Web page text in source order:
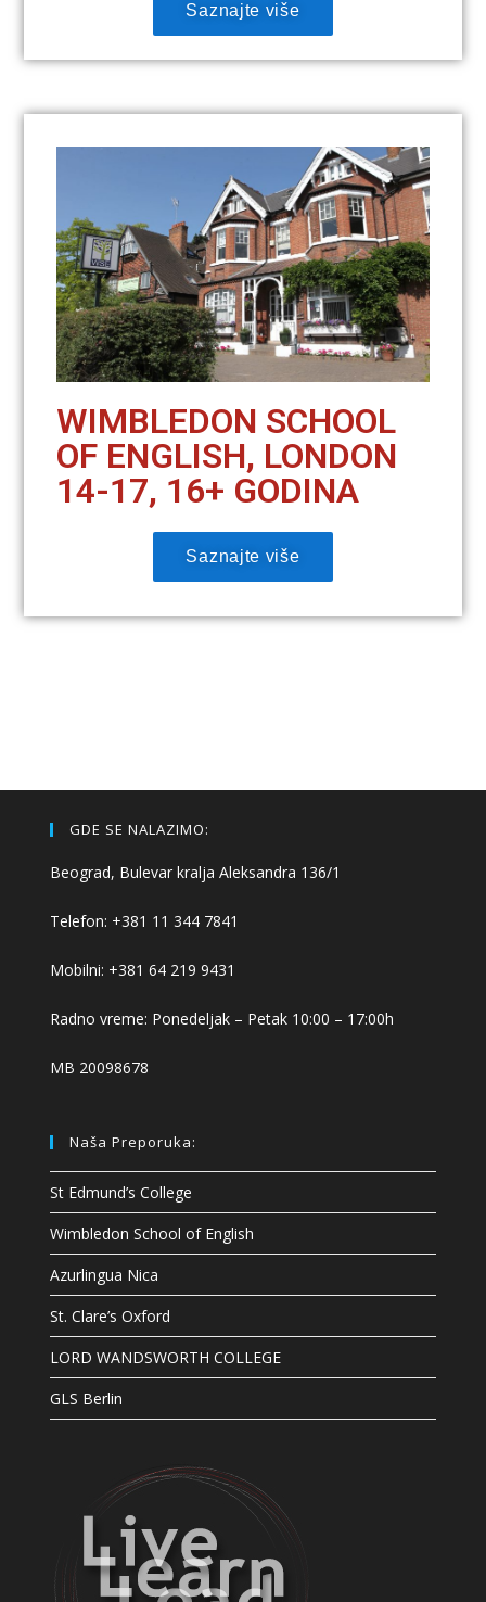
Saznajte više
WIMBLEDON SCHOOL
OF ENGLISH, LONDON
14-17, 16+ GODINA
Saznajte više
GDE SE NALAZIMO:
Beograd, Bulevar kralja Aleksandra 136/1
Telefon: +381 11 344 7841
Mobilni: +381 64 219 9431
Radno vreme: Ponedeljak – Petak 10:00 – 17:00h
MB 20098678
Naša Preporuka:
St Edmund’s College
Wimbledon School of English
Azurlingua Nica
St. Clare’s Oxford
LORD WANDSWORTH COLLEGE
GLS Berlin